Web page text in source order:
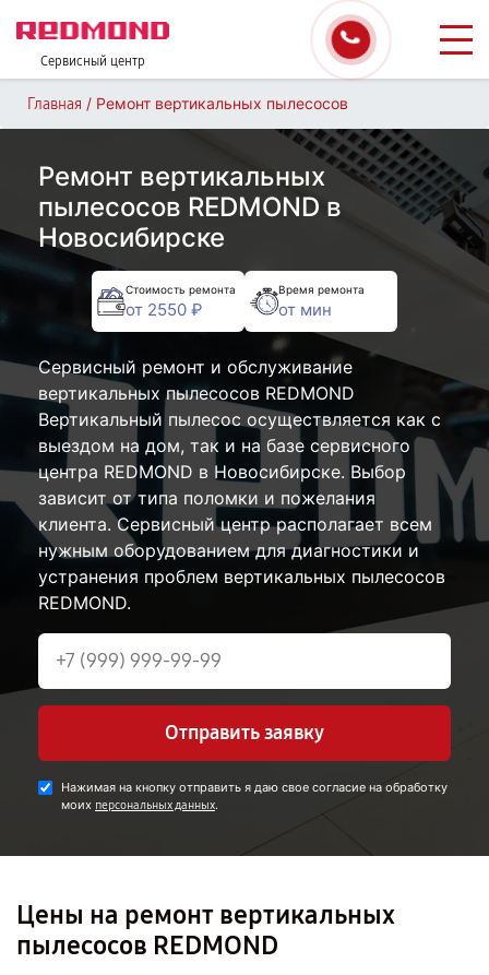
Сервисный центр
Главная / Ремонт вертикальных пылесосов
Ремонт вертикальных
пылесосов REDMOND в
Новосибирске
Стоимость ремонта
от 2550 ₽
Время ремонта
от мин
Сервисный ремонт и обслуживание
вертикальных пылесосов REDMOND
Вертикальный пылесос осуществляется как с
выездом на дом, так и на базе сервисного
центра REDMOND в Новосибирске. Выбор
зависит от типа поломки и пожелания
клиента. Сервисный центр располагает всем
нужным оборудованием для диагностики и
устранения проблем вертикальных пылесосов
REDMOND.
Отправить заявку
Нажимая на кнопку отправить я даю свое согласие на обработку
моих персональных данных.
Цены на ремонт вертикальных
пылесосов REDMOND